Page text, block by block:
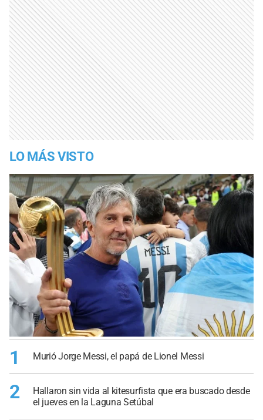
LO MÁS VISTO
1 Murió Jorge Messi, el papá de Lionel Messi
2
Hallaron sin vida al kitesurfista que era buscado desde
el jueves en la Laguna Setúbal